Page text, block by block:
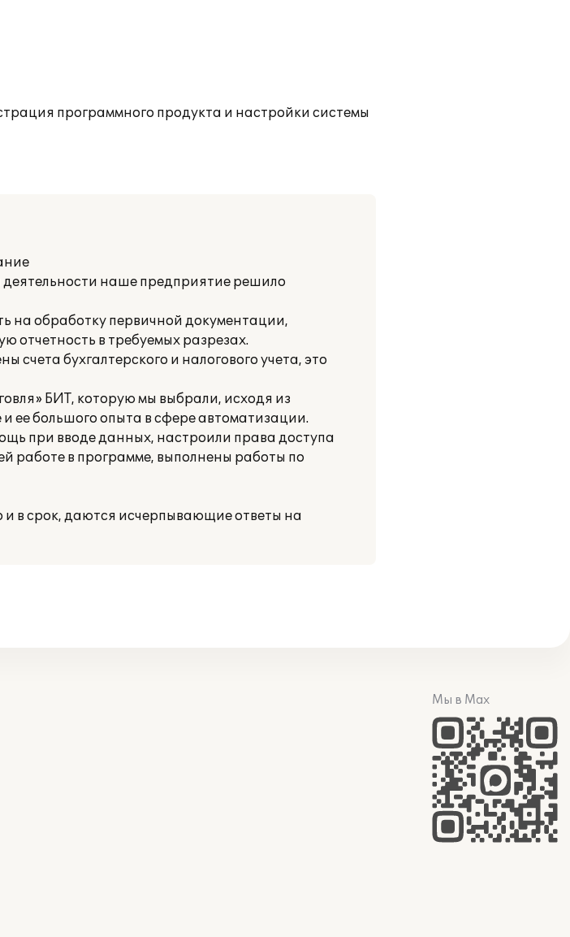
программного продукта и настройки системы
деятельности наше предприятие решило
на обработку первичной документации,
отчетность в требуемых разрезах.
бухгалтерского и налогового учета, это
БИТ, которую мы выбрали, исходя из
ее большого опыта в сфере автоматизации.
при вводе данных, настроили права доступа
работе в программе, выполнены работы по
в срок, даются исчерпывающие ответы на
Мы в Max